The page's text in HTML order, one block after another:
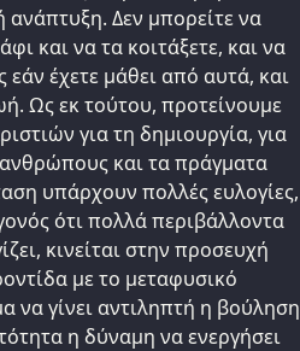
ανάπτυξη. Δεν μπορείτε να
και να τα κοιτάξετε, και να
εάν έχετε μάθει από αυτά, και
Ως εκ τούτου, προτείνουμε
για τη δημιουργία, για
ανθρώπους και τα πράγματα
υπάρχουν πολλές ευλογίες,
ότι πολλά περιβάλλοντα
κινείται στην προσευχή
με το μεταφυσικό
να γίνει αντιληπτή η βούληση
η δύναμη να ενεργήσει